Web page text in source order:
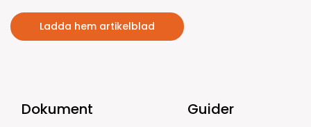
Ladda hem artikelblad
Dokument Guider